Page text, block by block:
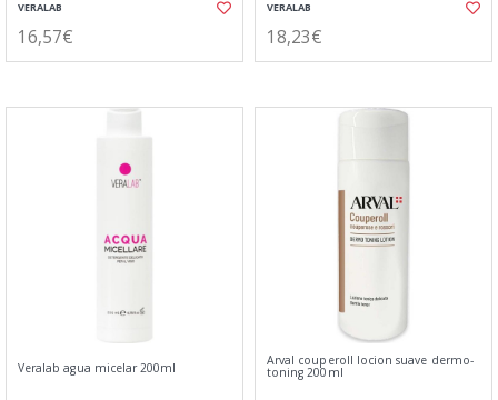
VERALAB
16,57€
VERALAB
18,23€
Veralab agua micelar 200ml Arval couperoll locion suave dermo-
toning 200ml